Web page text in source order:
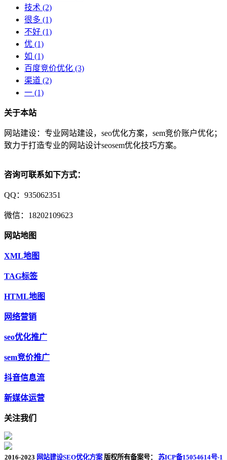
技术 (2)
很多 (1)
不好 (1)
优 (1)
如 (1)
百度竞价优化 (3)
渠道 (2)
一 (1)
关于本站
网站建设：专业网站建设，seo优化方案，sem竞价账户优化；
致力于打造专业的网站设计seosem优化技巧方案。
咨询可联系如下方式：
QQ：935062351
微信：18202109623
网站地图
XML地图
TAG标签
HTML地图
网络营销
seo优化推广
sem竞价推广
抖音信息流
新媒体运营
关注我们
2016-2023 网站建设SEO优化方案版权所有备案号： 苏ICP备15054614号-1